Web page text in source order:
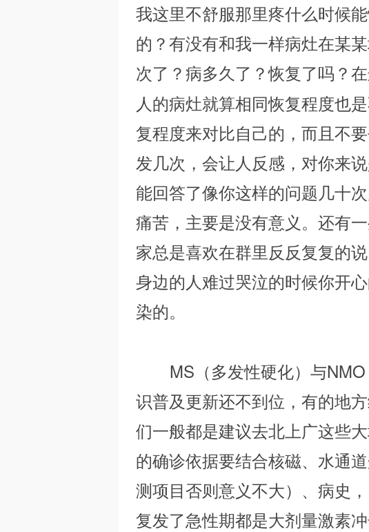
我这里不舒服那里疼什么时候
的？有没有和我一样病灶在某
次了？病多久了？恢复了吗？
人的病灶就算相同恢复程度也
复程度来对比自己的，而且不
发几次，会让人反感，对你来
能回答了像你这样的问题几十
痛苦，主要是没有意义。还有
家总是喜欢在群里反反复复的
身边的人难过哭泣的时候你开
染的。
MS（多发性硬化）与NMO
识普及更新还不到位，有的地
们一般都是建议去北上广这些
的确诊依据要结合核磁、水通
测项目否则意义不大）、病史
复发了急性期都是大剂量激素